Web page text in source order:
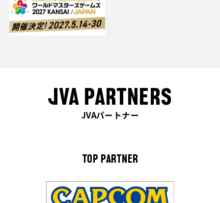
JVA PARTNERS
JVAパートナー
TOP PARTNER